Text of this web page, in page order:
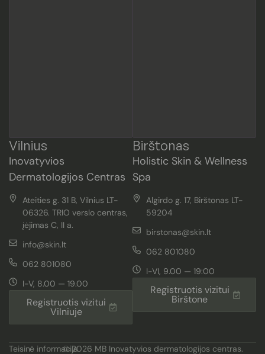
Vilnius
Inovatyvios
Dermatologijos Centras
Ateities g. 31 B, Vilnius LT-
06326. TRIO verslo centras,
įėjimas C, II a.
info@skin.lt
062 801080
I-V, 8.00 — 19.00
Registruotis vizitui
Vilniuje
Birštonas
Holistic Skin & Wellness
Spa
Algirdo g. 17, Birštonas LT-
59204
birstonas@skin.lt
062 801080
I-VI, 9.00 — 19:00
Registruotis vizitui
Birštone
Teisinė informacija© 2026 MB Inovatyvios dermatologijos centras.